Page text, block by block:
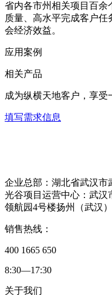
省内各市州相关项目百余
质量、高水平完成客户
会经济效益。
应用案例
相关产品
成为纵横天地客户，享
填写需求信息
企业总部：湖北省武汉市
光谷项目运营中心：武汉
领航园4号楼扬州（武汉
销售热线：
400 1665 650
8:30—17:30
关于我们